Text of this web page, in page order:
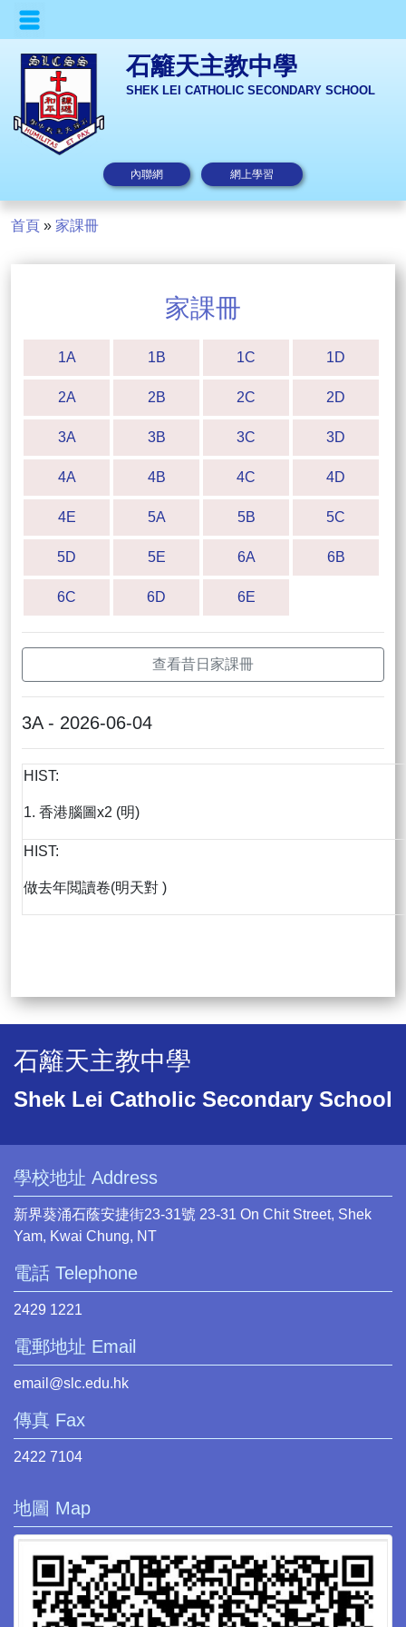
石籬天主教中學
SHEK LEI CATHOLIC SECONDARY SCHOOL
內聯網 網上學習
首頁 » 家課冊
家課冊
1A 1B 1C 1D
2A 2B 2C 2D
3A 3B 3C 3D
4A 4B 4C 4D
4E 5A 5B 5C
5D 5E 6A 6B
6C 6D 6E
查看昔日家課冊
3A - 2026-06-04
HIST:
1. 香港腦圖x2 (明)
HIST:
做去年閲讀卷(明天對 )
石籬天主教中學
Shek Lei Catholic Secondary School
學校地址 Address
新界葵涌石蔭安捷街23-31號 23-31 On Chit Street, Shek
Yam, Kwai Chung, NT
電話 Telephone
2429 1221
電郵地址 Email
email@slc.edu.hk
傳真 Fax
2422 7104
地圖 Map